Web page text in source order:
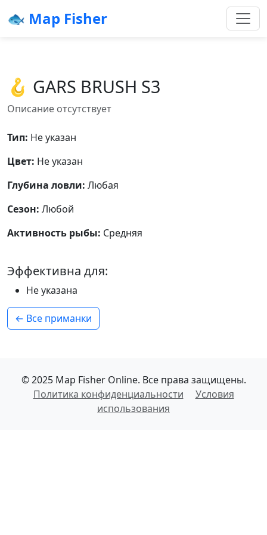
🐟 Map Fisher
🪝 GARS BRUSH S3
Описание отсутствует
Тип: Не указан
Цвет: Не указан
Глубина ловли: Любая
Сезон: Любой
Активность рыбы: Средняя
Эффективна для:
Не указана
← Все приманки
© 2025 Map Fisher Online. Все права защищены.
Политика конфиденциальности
Условия
использования